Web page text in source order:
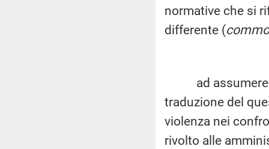
normative che si
differente (
ad assumere
traduzione del
violenza nei
rivolto alle